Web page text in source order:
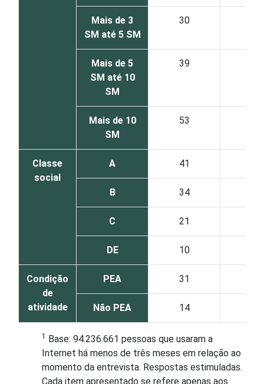
Mais de 3
SM até 5 SM
30
Mais de 5
SM até 10
SM
39
Mais de 10
SM
53
Classe
social
A 41
B 34
C 21
DE 10
Condição
de
atividade
PEA 31
Não PEA 14
1 Base: 94.236.661 pessoas que usaram a
Internet há menos de três meses em relação ao
momento da entrevista. Respostas estimuladas.
Cada item apresentado se refere apenas aos